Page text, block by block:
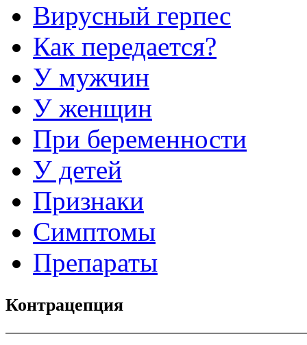
Вирусный герпес
Как передается?
У мужчин
У женщин
При беременности
У детей
Признаки
Симптомы
Препараты
Контрацепция